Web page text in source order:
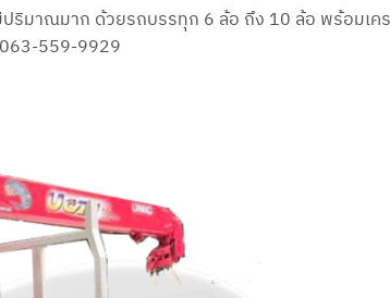
ริมาณมาก ด้วยรถบรรทุก 6 ล้อ ถึง 10 ล้อ พร้อมเค
063-559-9929